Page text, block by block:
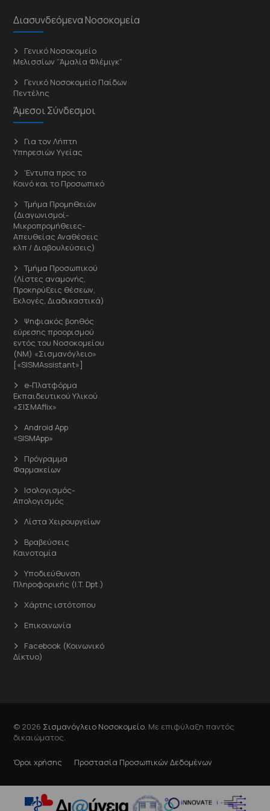
Διασυνδεόμενα Νοσοκομεία
Γενικό Νοσοκομείο
Μελισσίων “Άμαλία Φλέμιγκ”
Γενικό Νοσοκομείο Παίδων
Πεντέλης
Άμεσοι Σύνδεσμοι
Για τον Λήπτη
Υπηρεσιών Υγείας
'Εντυπα προς το
Κοινό και το Προσωπικό
Τμήμα Προμηθειών
(Διαγωνισμοί-
Μικροπρομήθειες-
Απευθείας Αναθέσεις
κλπ / Διαβουλεύσεις)
Τμήμα Προσωπικού
(Λίστες αναμονής,
Προκηρύξεις θέσεων,
Εκλογές, Διαδικαστικά)
Ψηφιακός βοηθός
εύρεσης προορισμού
εντός του Νοσοκομείου
(ΝΜ) «Σισμανόγλειο»
[«SISMAssistant»]
e-Πλατφόρμα
Εκπαιδευτικού Υλικού
«ΣΙΣΜΑflix»
Android App
«SISMApp»
Πρόγραμμα
Φαρμακείων
Ισολογισμός-
Απολογισμός
Λίστα Χειρουργείων
Βραβεύσεις
Καινοτομία
Υποδιεύθυνση
Πληροφορικής (I.T. Dpt.)
Χάρτης ιστότοπου
Επικοινωνία
Facebook (Κοινωνικό
Δίκτυο)
© 2026 Σισμανόγλειο Νοσοκομείο . Με επιφύλαξη παντός
δικαιώματος.
Όροι χρήσης Προστασία Προσωπικών Δεδομένων